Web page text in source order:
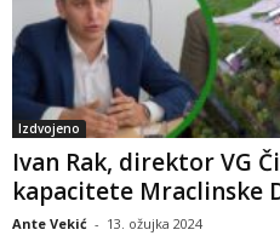
Izdvojeno
Ivan Rak, direktor VG
kapacitete Mraclinske
Ante Vekić - 13. ožujka 2024